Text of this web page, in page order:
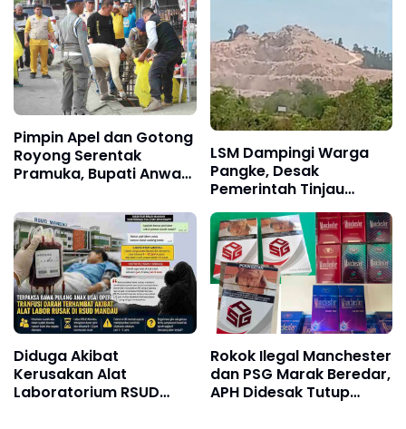
Pimpin Apel dan Gotong
Royong Serentak
Pramuka, Bupati Anwar
Muda Wujudkan Dasa
Darma Melalui Aksi
Nyata Peduli Lingkungan
LSM Dampingi Warga
Pangke, Desak
Pemerintah Tinjau
Operasional PT Pacific
Granitama dan PT Bukit
Alam Persada
Diduga Akibat
Kerusakan Alat
Laboratorium RSUD
Rokok Ilegal Manchester
dan PSG Marak Beredar,
APH Didesak Tutup